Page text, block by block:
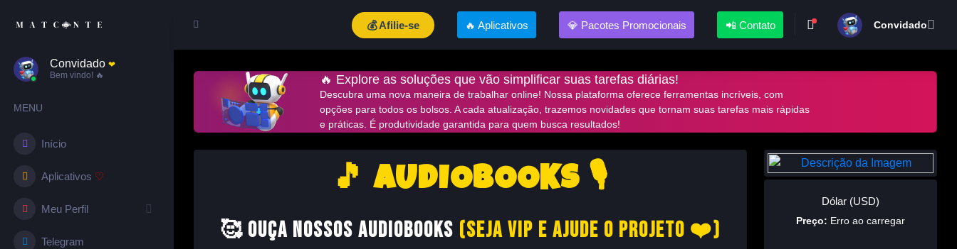
Convidado ❤︎
Bem vindo! 🔥
MENU
Início
Aplicativos ♡
Meu Perfil
Telegram
💰 Afilie-se 🔥 Aplicativos 💎 Pacotes Promocionais 📲 Contato Convidado
🔥 Explore as soluções que vão simplificar suas tarefas diárias!
Descubra uma nova maneira de trabalhar online! Nossa plataforma oferece ferramentas incríveis, com
opções para todos os bolsos. A cada atualização, trazemos novidades que tornam suas tarefas mais rápidas
e práticas. É produtividade garantida para quem busca resultados!
🎵 AUDIOBOOKS 🎙️
🥰 Ouça Nossos Audiobooks (Seja VIP e Ajude o Projeto ❤️)
Dólar (USD)
Preço: Erro ao carregar